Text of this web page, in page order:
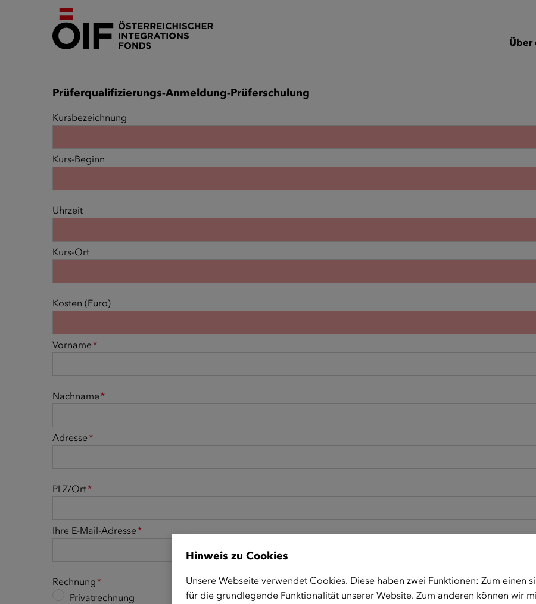
Über
Prüferqualifizierungs-Anmeldung-Prüferschulung
Kursbezeichnung
Kurs-Beginn
Uhrzeit
Kurs-Ort
Kosten (Euro)
Vorname*
Nachname*
Adresse*
PLZ/Ort*
Ihre E-Mail-Adresse*
Rechnung*
Privatrechnung
Hinweis zu Cookies
Unsere Webseite verwendet Cookies. Diese haben zwei Funktionen: Zum einen
für die grundlegende Funktionalität unserer Website. Zum anderen können wir